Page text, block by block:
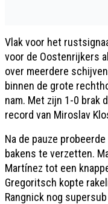
Vlak voor het
voor de Oostenrijkers
over meerdere
binnen de grote
nam. Met zijn 1-0 brak
record van Miroslav
Na de pauze
bakens te verzetten.
Martínez tot een
Gregoritsch kopte
Rangnick nog